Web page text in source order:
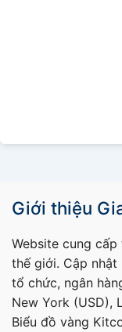
Giới thiệu
Website cung
thế giới. Cập
tổ chức, ngân
New York (USD),
Biểu đồ vàng